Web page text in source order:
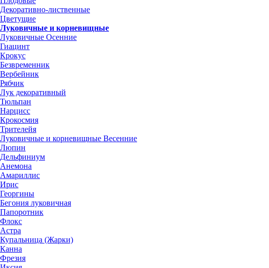
Декоративно-лиственные
Цветущие
Луковичные и корневищные
Луковичные Осенние
Гиацинт
Крокус
Безвременник
Вербейник
Рябчик
Лук декоративный
Тюльпан
Нарцисс
Крокосмия
Трителейя
Луковичные и корневищные Весенние
Люпин
Дельфиниум
Анемона
Амариллис
Ирис
Георгины
Бегония луковичная
Папоротник
Флокс
Астра
Купальница (Жарки)
Канна
Фрезия